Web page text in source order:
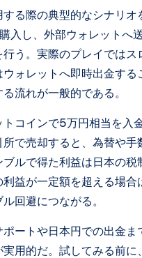
る際の典型的なシナリ
入し、外部ウォレットへ
う。実際のプレイでは
ォレットへ即時出金す
流れが一般的である。
コインで5万円相当を入
で売却すると、為替や
ルで得た利益は日本の
益が一定額を超える場
回避につながる。
ートや日本円での出金
用的だ。試してみる前